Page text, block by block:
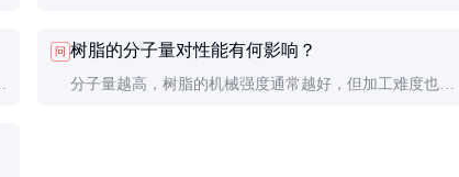
具体建议。
问 树脂的分子量对性能有何影响？
分子量越高，树脂的机械强度通常越好，但加工难度也会